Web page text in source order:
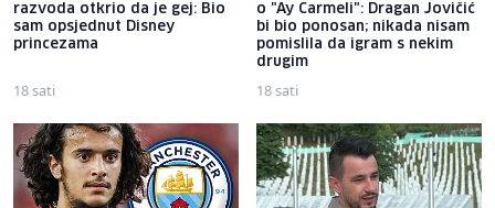
razvoda otkrio da je gej: Bio
sam opsjednut Disney
princezama
18 sati
o "Ay Carmeli": Dragan Jovičić
bi bio ponosan; nikada nisam
pomislila da igram s nekim
drugim
18 sati